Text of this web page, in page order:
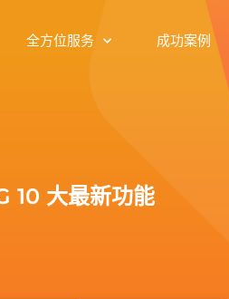
全方位服务 成功案例
10 大最新功能